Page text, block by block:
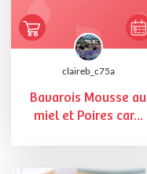
claireb_c75a
Bavarois Mousse au
miel et Poires car...